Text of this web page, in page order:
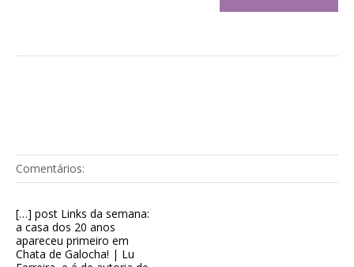
Comentários:
[…] post Links da semana:
a casa dos 20 anos
apareceu primeiro em
Chata de Galocha! | Lu